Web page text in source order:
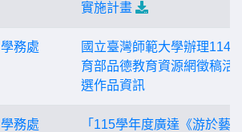
實施計畫
學務處
國立臺灣師範大學辦理114
育部品德教育資源網徵稿活
選作品資訊
學務處
「115學年度廣達《游於藝